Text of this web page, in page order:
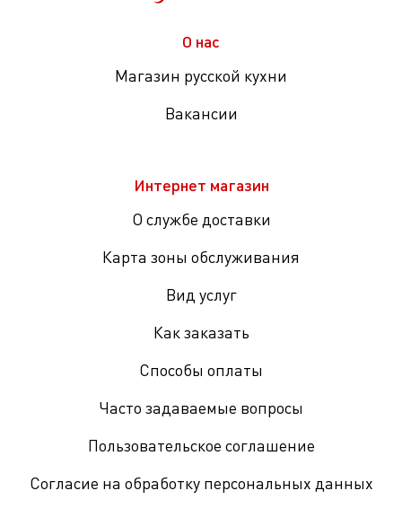
О нас
Магазин русской кухни
Вакансии
Интернет магазин
О службе доставки
Карта зоны обслуживания
Вид услуг
Как заказать
Способы оплаты
Часто задаваемые вопросы
Пользовательское соглашение
Согласие на обработку персональных данных